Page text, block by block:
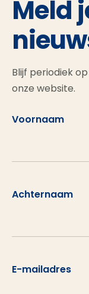
Meld
Blijf periodiek
onze website.
Voornaam
Achternaam
E-mailadres